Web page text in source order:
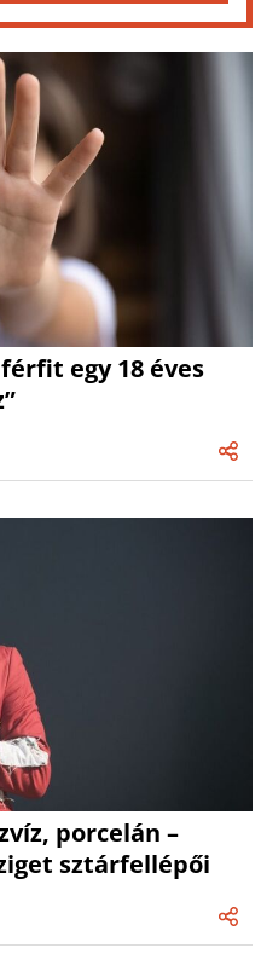
egy 18 éves
porcelán –
sztárfellépői